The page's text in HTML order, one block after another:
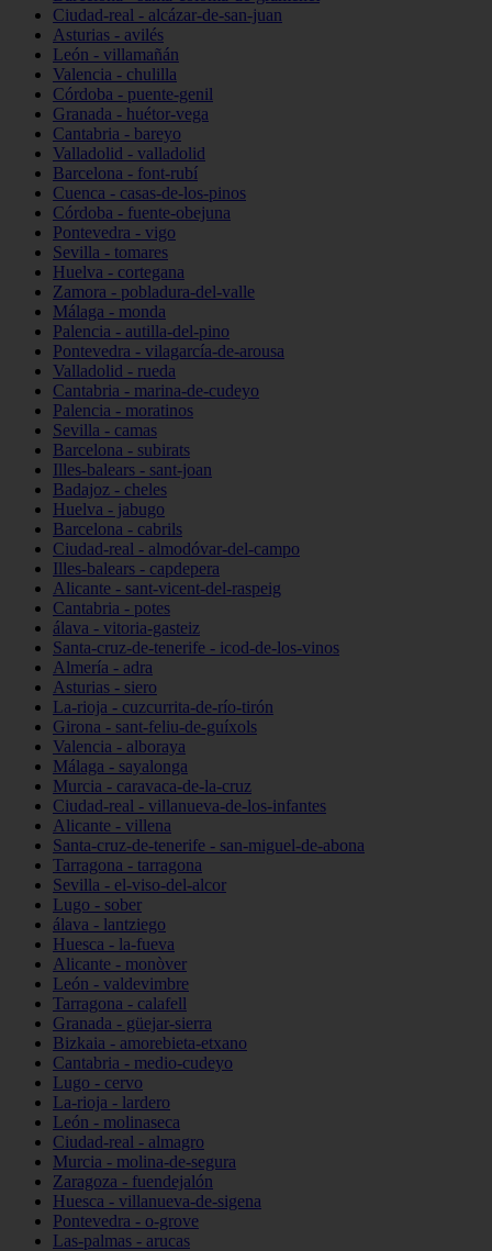
Ciudad-real - alcázar-de-san-juan
Asturias - avilés
León - villamañán
Valencia - chulilla
Córdoba - puente-genil
Granada - huétor-vega
Cantabria - bareyo
Valladolid - valladolid
Barcelona - font-rubí
Cuenca - casas-de-los-pinos
Córdoba - fuente-obejuna
Pontevedra - vigo
Sevilla - tomares
Huelva - cortegana
Zamora - pobladura-del-valle
Málaga - monda
Palencia - autilla-del-pino
Pontevedra - vilagarcía-de-arousa
Valladolid - rueda
Cantabria - marina-de-cudeyo
Palencia - moratinos
Sevilla - camas
Barcelona - subirats
Illes-balears - sant-joan
Badajoz - cheles
Huelva - jabugo
Barcelona - cabrils
Ciudad-real - almodóvar-del-campo
Illes-balears - capdepera
Alicante - sant-vicent-del-raspeig
Cantabria - potes
álava - vitoria-gasteiz
Santa-cruz-de-tenerife - icod-de-los-vinos
Almería - adra
Asturias - siero
La-rioja - cuzcurrita-de-río-tirón
Girona - sant-feliu-de-guíxols
Valencia - alboraya
Málaga - sayalonga
Murcia - caravaca-de-la-cruz
Ciudad-real - villanueva-de-los-infantes
Alicante - villena
Santa-cruz-de-tenerife - san-miguel-de-abona
Tarragona - tarragona
Sevilla - el-viso-del-alcor
Lugo - sober
álava - lantziego
Huesca - la-fueva
Alicante - monòver
León - valdevimbre
Tarragona - calafell
Granada - güejar-sierra
Bizkaia - amorebieta-etxano
Cantabria - medio-cudeyo
Lugo - cervo
La-rioja - lardero
León - molinaseca
Ciudad-real - almagro
Murcia - molina-de-segura
Zaragoza - fuendejalón
Huesca - villanueva-de-sigena
Pontevedra - o-grove
Las-palmas - arucas